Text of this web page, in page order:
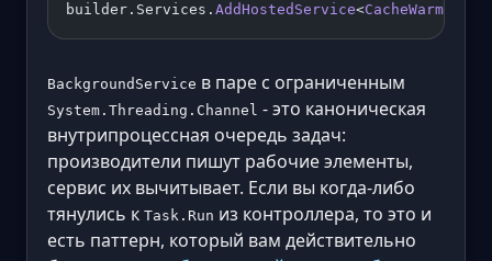
builder.Services. AddHostedService<CacheWarmer
BackgroundService в паре с ограниченным
System.Threading.Channel - это каноническая
внутрипроцессная очередь задач:
производители пишут рабочие элементы,
сервис их вычитывает. Если вы когда-либо
тянулись к Task.Run из контроллера, то это и
есть паттерн, который вам действительно